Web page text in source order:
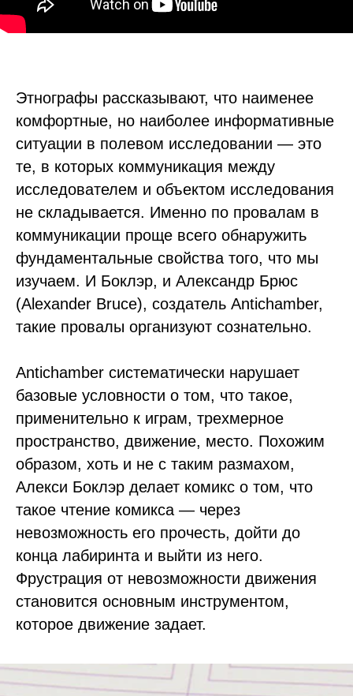
Этнографы рассказывают, что наименее
комфортные, но наиболее информативные
ситуации в полевом исследовании — это
те, в которых коммуникация между
исследователем и объектом исследования
не складывается. Именно по провалам в
коммуникации проще всего обнаружить
фундаментальные свойства того, что мы
изучаем. И Боклэр, и Александр Брюс
(Alexander Bruce), создатель Antichamber,
такие провалы организуют сознательно.
Antichamber систематически нарушает
базовые условности о том, что такое,
применительно к играм, трехмерное
пространство, движение, место. Похожим
образом, хоть и не с таким размахом,
Алекси Боклэр делает комикс о том, что
такое чтение комикса — через
невозможность его прочесть, дойти до
конца лабиринта и выйти из него.
Фрустрация от невозможности движения
становится основным инструментом,
которое движение задает.